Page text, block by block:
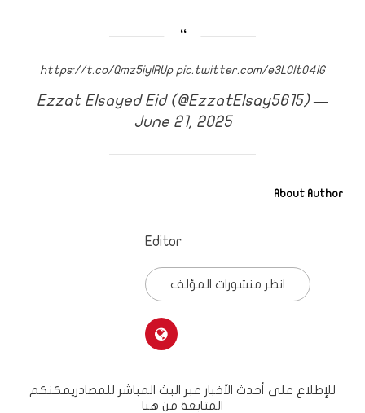
https://t.co/Qmz5iyIRUp pic.twitter.com/e3L0ItO4lG
— Ezzat Elsayed Eid (@EzzatElsay5615)
June 21, 2025
About Author
Editor
انظر منشورات المؤلف
للإطلاع على أحدث الأخبار عبر البث المباشر للمصادريمكنكم
المتابعة من هنا